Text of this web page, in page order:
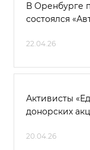
В Оренбурге
состоялся
22.04.26
Активисты
донорских
20.04.26